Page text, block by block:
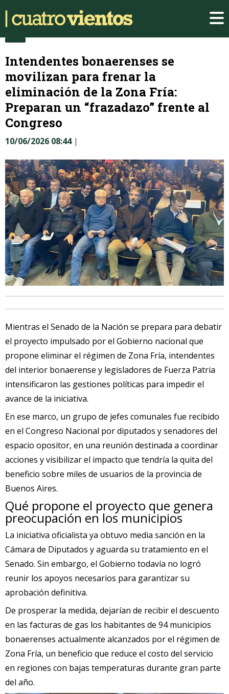
Intendentes bonaerenses se
movilizan para frenar la
eliminación de la Zona Fría:
Preparan un “frazadazo” frente al
Congreso
10/06/2026 08:44|
Mientras el Senado de la Nación se prepara para debatir
el proyecto impulsado por el Gobierno nacional que
propone eliminar el régimen de Zona Fría, intendentes
del interior bonaerense y legisladores de Fuerza Patria
intensificaron las gestiones políticas para impedir el
avance de la iniciativa.
En ese marco, un grupo de jefes comunales fue recibido
en el Congreso Nacional por diputados y senadores del
espacio opositor, en una reunión destinada a coordinar
acciones y visibilizar el impacto que tendría la quita del
beneficio sobre miles de usuarios de la provincia de
Buenos Aires.
Qué propone el proyecto que genera
preocupación en los municipios
La iniciativa oficialista ya obtuvo media sanción en la
Cámara de Diputados y aguarda su tratamiento en el
Senado. Sin embargo, el Gobierno todavía no logró
reunir los apoyos necesarios para garantizar su
aprobación definitiva.
De prosperar la medida, dejarían de recibir el descuento
en las facturas de gas los habitantes de 94 municipios
bonaerenses actualmente alcanzados por el régimen de
Zona Fría, un beneficio que reduce el costo del servicio
en regiones con bajas temperaturas durante gran parte
del año.